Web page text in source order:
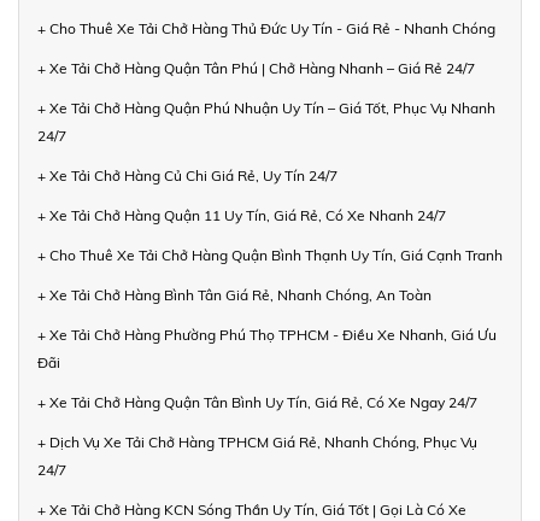
+ Cho Thuê Xe Tải Chở Hàng Thủ Đức Uy Tín - Giá Rẻ - Nhanh Chóng
+ Xe Tải Chở Hàng Quận Tân Phú | Chở Hàng Nhanh – Giá Rẻ 24/7
+ Xe Tải Chở Hàng Quận Phú Nhuận Uy Tín – Giá Tốt, Phục Vụ Nhanh
24/7
+ Xe Tải Chở Hàng Củ Chi Giá Rẻ, Uy Tín 24/7
+ Xe Tải Chở Hàng Quận 11 Uy Tín, Giá Rẻ, Có Xe Nhanh 24/7
+ Cho Thuê Xe Tải Chở Hàng Quận Bình Thạnh Uy Tín, Giá Cạnh Tranh
+ Xe Tải Chở Hàng Bình Tân Giá Rẻ, Nhanh Chóng, An Toàn
+ Xe Tải Chở Hàng Phường Phú Thọ TPHCM - Điều Xe Nhanh, Giá Ưu
Đãi
+ Xe Tải Chở Hàng Quận Tân Bình Uy Tín, Giá Rẻ, Có Xe Ngay 24/7
+ Dịch Vụ Xe Tải Chở Hàng TPHCM Giá Rẻ, Nhanh Chóng, Phục Vụ
24/7
+ Xe Tải Chở Hàng KCN Sóng Thần Uy Tín, Giá Tốt | Gọi Là Có Xe